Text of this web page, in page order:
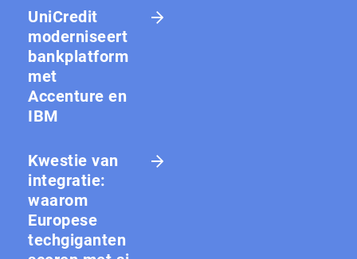
UniCredit
moderniseert
bankplatform
met
Accenture en
IBM
Kwestie van
integratie:
waarom
Europese
techgiganten